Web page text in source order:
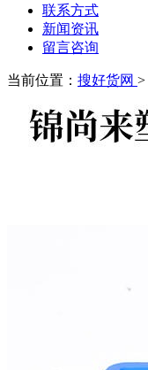
联系方式
新闻资讯
留言咨询
当前位置： 搜好货网 >